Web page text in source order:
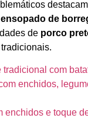
ensopado de
de porco
tradicional com
enchidos,
enchidos e toque